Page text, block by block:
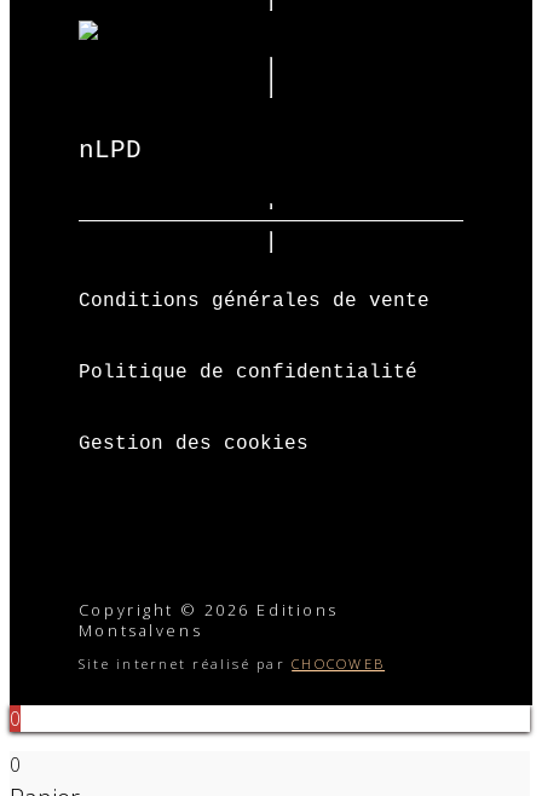
nLPD
Conditions générales de vente
Politique de confidentialité
Gestion des cookies
Copyright © 2026 Editions
Montsalvens
Site internet réalisé parCHOCOWEB
0
0